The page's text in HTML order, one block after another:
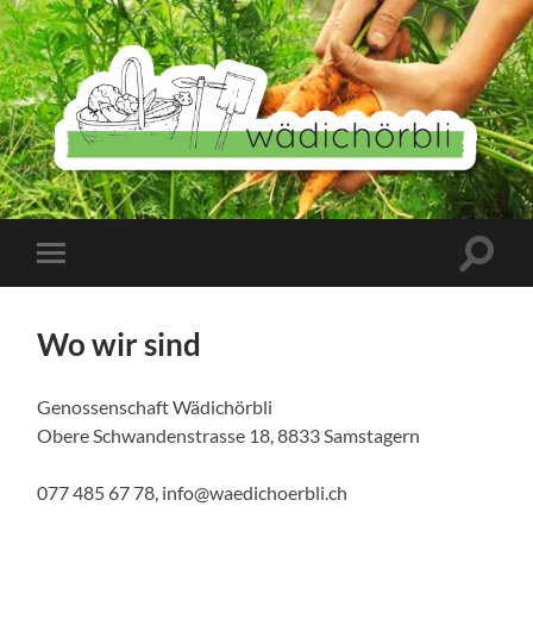
Wädichörbli
Mobile-
Menü
Wo wir sind
Genossenschaft Wädichörbli
Obere Schwandenstrasse 18, 8833 Samstagern
077 485 67 78, info@waedichoerbli.ch